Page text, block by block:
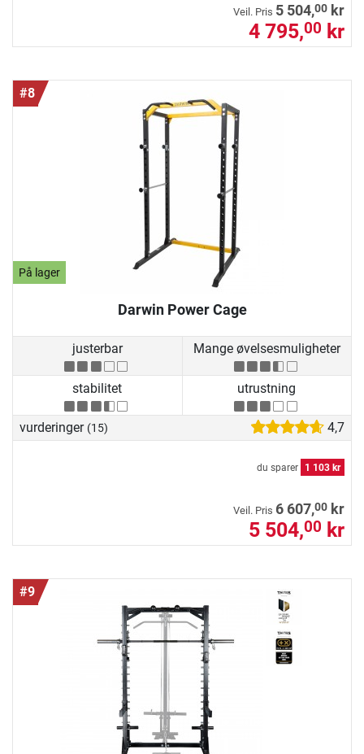
Veil. Pris 5 504,00 kr
4 795,00 kr
#8
På lager
Darwin Power Cage
justerbar Mange øvelsesmuligheter
stabilitet utrustning
vurderinger (15) 4,7
du sparer 1 103 kr
Veil. Pris 6 607,00 kr
5 504,00 kr
#9